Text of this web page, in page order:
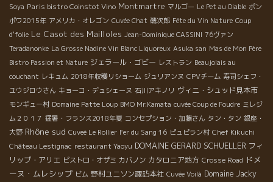
Soya Paris bistro Coinstot Vino Montmartre マルゴー Le Pet au Diable ポン
ポワ2015年 アメリカ・オレゴン Cuvée Chat 磯次郎 Fête du Vin Nature Coup
d'folie Le Casot des Mailloles Jean-Dominique CASSINI 76ヴァン
Teradanonke La Grosse Nadine Vin Blanc Liquoreux Asuka san Mas de Mon Père
Bistro Passion et Nature ジェラール・ゴビー レストラン Beaujolais au
couchant レキュム 2018年収穫リショーム ジュリアンヌ CPVチーム 寿司シェフ・
ユウジロウさん キョーコ・デュシェーヌ 石川アキノリ ヴィニ・シュッド見本市
モンギュー村 Domaine Patte Loup BMO Mr.Kamata cuvée Coup de Foudre ミレジ
ム２０１７ 猛暑・フランス2018年夏 コンセプション・加藤さん タン・タン 銀座・
大野 Rhône sud Cuveé Le Rollier Fer du Sang 16 ピュピラン村 Chef Kikuchi
Château Lestignac restaurant Yaoyu DOMAINE GERARD SCHUELLER フィ
リップ・アリエ ビストロ・オザミ カバノン カタロニア地方 Crosse Road ドメ
ーヌ・ムレシップ ビム 野村ユニソン諏訪本社 Cuvée Voilà Domaine Jacky